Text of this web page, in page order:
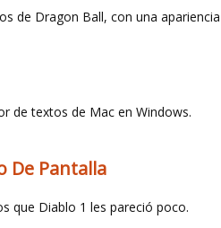
de Dragon Ball, con una
de textos de Mac en Windows.
De Pantalla
que Diablo 1 les pareció poco.